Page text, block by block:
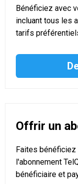
Bénéficiez avec
incluant tous les
tarifs
Offrir un
Faites
l'abonnement
bénéficiaire et